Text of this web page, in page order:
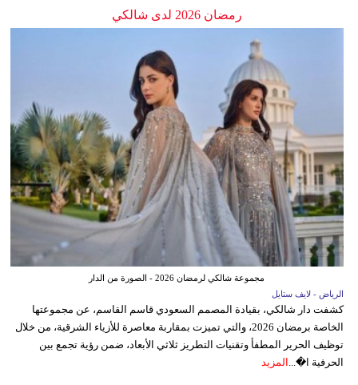
رمضان 2026 لدى شالكي
مجموعة شالكي لرمضان 2026 - الصورة من الدار
الرياض - لايف ستايل
كشفت دار شالكي، بقيادة المصمم السعودي قاسم القاسم، عن مجموعتها
الخاصة برمضان 2026، والتي تميزت بمقاربة معاصرة للأزياء الشرقية، من خلال
توظيف الحرير المطفأ وتقنيات التطريز ثلاثي الأبعاد، ضمن رؤية تجمع بين
الحرفية ا�... المزيد